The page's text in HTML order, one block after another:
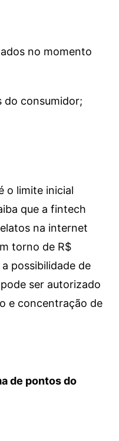
no momento
do consumidor;
o limite inicial
que a fintech
na internet
torno de R$
possibilidade de
ser autorizado
e concentração de
de pontos do